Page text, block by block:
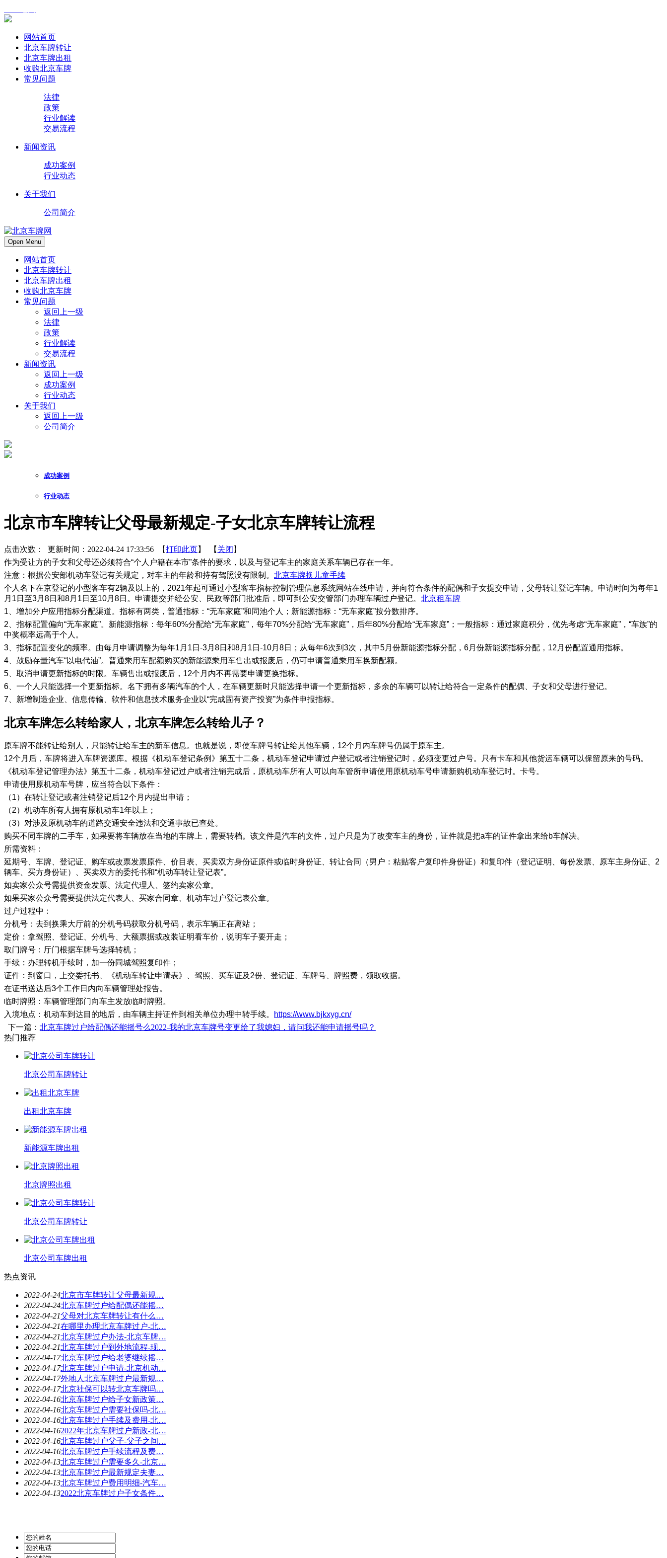
网站首页
北京车牌转让
北京车牌出租
收购北京车牌
常见问题
法律
政策
行业解读
交易流程
新闻资讯
成功案例
行业动态
关于我们
公司简介
Open Menu
网站首页
北京车牌转让
北京车牌出租
收购北京车牌
常见问题
返回上一级
法律
政策
行业解读
交易流程
新闻资讯
返回上一级
成功案例
行业动态
关于我们
返回上一级
公司简介
成功案例
行业动态
北京市车牌转让父母最新规定-子女北京车牌转让流程
点击次数： 更新时间：2022-04-24 17:33:56 【打印此页】 【 关闭 】
作为受让方的子女和父母还必须符合“个人户籍在本市”条件的要求，以及与登记车主的家庭关系车辆已存在一年。
注意：根据公安部机动车登记有关规定，对车主的年龄和持有驾照没有限制。 北京车牌换儿童手续
个人名下在京登记的小型客车有2辆及以上的，2021年起可通过小型客车指标控制管理信息系统网站在线申请，并向符合条件的配偶和子女提交申请，父母转让登记车辆。申请时间为每年1
月1日至3月8日和8月1日至10月8日。申请提交并经公安、民政等部门批准后，即可到公安交管部门办理车辆过户登记。 北京租车牌
1、增加分户应用指标分配渠道。指标有两类，普通指标：“无车家庭”和同池个人；新能源指标：“无车家庭”按分数排序。
2、指标配置偏向“无车家庭”。新能源指标：每年60%分配给“无车家庭”，每年70%分配给“无车家庭”，后年80%分配给“无车家庭”；一般指标：通过家庭积分，优先考虑“无车家庭”，“车族”的
中奖概率远高于个人。
3、指标配置变化的频率。由每月申请调整为每年1月1日-3月8日和8月1日-10月8日；从每年6次到3次，其中5月份新能源指标分配，6月份新能源指标分配，12月份配置通用指标。
4、鼓励存量汽车“以电代油”。普通乘用车配额购买的新能源乘用车售出或报废后，仍可申请普通乘用车换新配额。
5、取消申请更新指标的时限。车辆售出或报废后，12个月内不再需要申请更换指标。
6、一个人只能选择一个更新指标。名下拥有多辆汽车的个人，在车辆更新时只能选择申请一个更新指标，多余的车辆可以转让给符合一定条件的配偶、子女和父母进行登记。
7、新增制造企业、信息传输、软件和信息技术服务企业以“完成固有资产投资”为条件申报指标。
北京车牌怎么转给家人，北京车牌怎么转给儿子？
原车牌不能转让给别人，只能转让给车主的新车信息。也就是说，即使车牌号转让给其他车辆，12个月内车牌号仍属于原车主。
12个月后，车牌将进入车牌资源库。根据《机动车登记条例》第五十二条，机动车登记申请过户登记或者注销登记时，必须变更过户号。只有卡车和其他货运车辆可以保留原来的号码。
《机动车登记管理办法》第五十二条，机动车登记过户或者注销完成后，原机动车所有人可以向车管所申请使用原机动车号申请新购机动车登记时。卡号。
申请使用原机动车号牌，应当符合以下条件：
（1）在转让登记或者注销登记后12个月内提出申请；
（2）机动车所有人拥有原机动车1年以上；
（3）对涉及原机动车的道路交通安全违法和交通事故已查处。
购买不同车牌的二手车，如果要将车辆放在当地的车牌上，需要转档。该文件是汽车的文件，过户只是为了改变车主的身份，证件就是把a车的证件拿出来给b车解决。
所需资料：
延期号、车牌、登记证、购车或改票发票原件、价目表、买卖双方身份证原件或临时身份证、转让合同（男户：粘贴客户复印件身份证）和复印件（登记证明、每份发票、原车主身份证、2
辆车、买方身份证）、买卖双方的委托书和“机动车转让登记表”。
如卖家公众号需提供资金发票、法定代理人、签约卖家公章。
如果买家公众号需要提供法定代表人、买家合同章、机动车过户登记表公章。
过户过程中：
分机号：去到换乘大厅前的分机号码获取分机号码，表示车辆正在离站；
定价：拿驾照、登记证、分机号、大额票据或改装证明看车价，说明车子要开走；
取门牌号：厅门根据车牌号选择转机；
手续：办理转机手续时，加一份同城驾照复印件；
证件：到窗口，上交委托书、《机动车转让申请表》、驾照、买车证及2份、登记证、车牌号、牌照费，领取收据。
在证书送达后3个工作日内向车辆管理处报告。
临时牌照：车辆管理部门向车主发放临时牌照。
入境地点：机动车到达目的地后，由车辆主持证件到相关单位办理中转手续。
https://www.bjkxyg.cn/
下一篇： 北京车牌过户给配偶还能摇号么2022-我的北京车牌号变更给了我媳妇，请问我还能申请摇号吗？
热门推荐
北京公司车牌转让
出租北京车牌
新能源车牌出租
北京牌照出租
北京公司车牌转让
北京公司车牌出租
热点资讯
2022-04-24北京市车牌转让父母最新规…
2022-04-24北京车牌过户给配偶还能摇…
2022-04-21父母对北京车牌转让有什么…
2022-04-21在哪里办理北京车牌过户-北…
2022-04-21北京车牌过户办法-北京车牌…
2022-04-21北京车牌过户到外地流程-现…
2022-04-17北京车牌过户给老婆继续摇…
2022-04-17北京车牌过户申请-北京机动…
2022-04-17外地人北京车牌过户最新规…
2022-04-17北京社保可以转北京车牌吗…
2022-04-16北京车牌过户给子女新政策…
2022-04-16北京车牌过户需要社保吗-北…
2022-04-16北京车牌过户手续及费用-北…
2022-04-162022年北京车牌过户新政-北…
2022-04-16北京车牌过户父子-父子之间…
2022-04-16北京车牌过户手续流程及费…
2022-04-13北京车牌过户需要多久-北京…
2022-04-13北京车牌过户最新规定夫妻…
2022-04-13北京车牌过户费用明细-汽车…
2022-04-132022北京车牌过户子女条件…